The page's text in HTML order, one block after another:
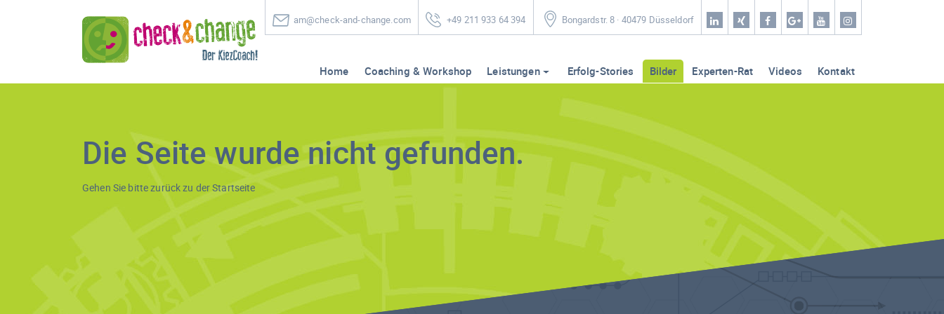
am@check-and-change.com +49 211 933 64 394 Bongardstr. 8 · 40479 Düsseldorf
Home Coaching & Workshop Leistungen Erfolg-Stories Bilder Experten-Rat Videos Kontakt
Die Seite wurde nicht gefunden.
Gehen Sie bitte zurück zu derStartseite
Home
Leistungen
Videos
Kontakt